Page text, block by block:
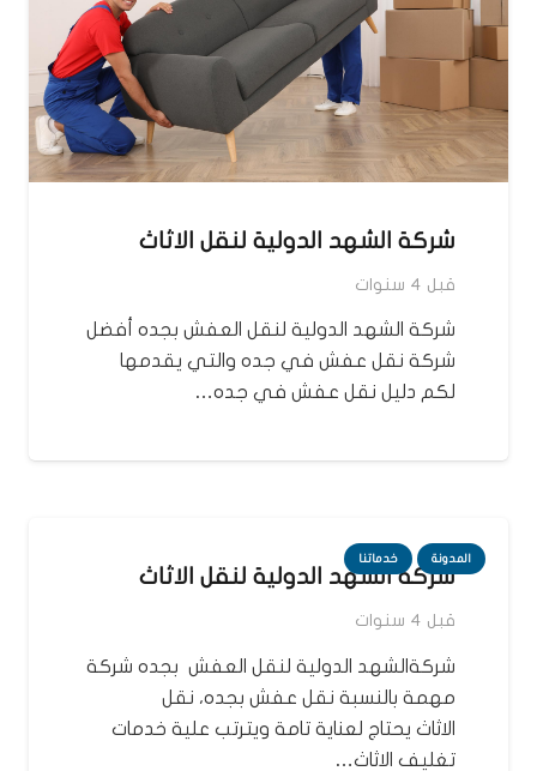
شركة الشهد الدولية لنقل الاثاث
قبل 4 سنوات
شركة الشهد الدولية لنقل العفش بجده أفضل
شركة نقل عفش في جده والتي يقدمها
لكم دليل نقل عفش في جده…
المدونة خدماتنا
شركة الشهد الدولية لنقل الاثاث
قبل 4 سنوات
شركةالشهد الدولية لنقل العفش بجده شركة
مهمة بالنسبة نقل عفش بجده، نقل
الاثاث يحتاج لعناية تامة ويترتب علية خدمات
تغليف الاثاث…